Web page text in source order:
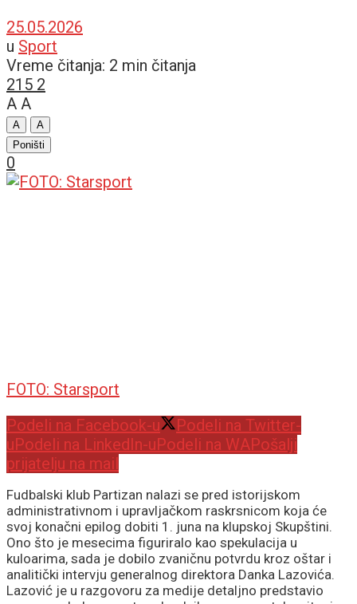
25.05.2026
u Sport
Vreme čitanja: 2 min čitanja
215 2
A A
A
A
Poništi
0
FOTO: Starsport
Podeli na Facebook-u
Podeli na Twitter-
uPodeli na LinkedIn-uPodeli na WAPošalji
prijatelju na mail
Fudbalski klub Partizan nalazi se pred istorijskom
administrativnom i upravljačkom raskrsnicom koja će
svoj konačni epilog dobiti 1. juna na klupskoj Skupštini.
Ono što je mesecima figuriralo kao spekulacija u
kuloarima, sada je dobilo zvaničnu potvrdu kroz oštar i
analitički intervju generalnog direktora Danka Lazovića.
Lazović je u razgovoru za medije detaljno predstavio